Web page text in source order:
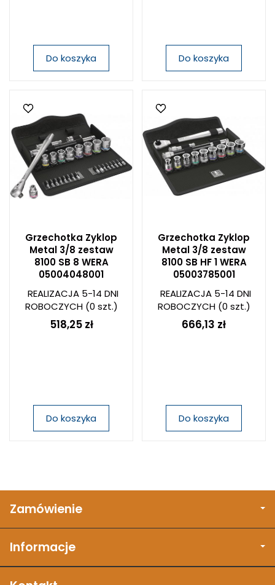
Do koszyka Do koszyka
Grzechotka Zyklop
Metal 3/8 zestaw
8100 SB 8 WERA
05004048001
REALIZACJA 5-14 DNI
ROBOCZYCH(0 szt.)
518,25 zł
Do koszyka
Grzechotka Zyklop
Metal 3/8 zestaw
8100 SB HF 1 WERA
05003785001
REALIZACJA 5-14 DNI
ROBOCZYCH(0 szt.)
666,13 zł
Do koszyka
Zamówienie
Informacje